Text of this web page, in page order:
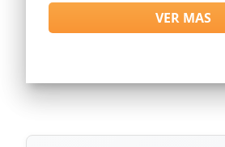
VER MAS